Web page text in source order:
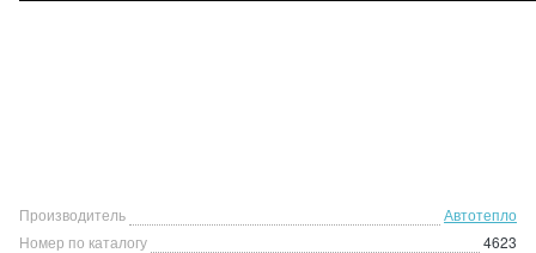
Производитель
Автотепло
Номер по каталогу
4623